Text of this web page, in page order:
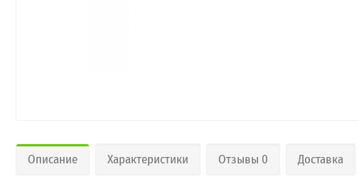
Описание Характеристики Отзывы 0 Доставка